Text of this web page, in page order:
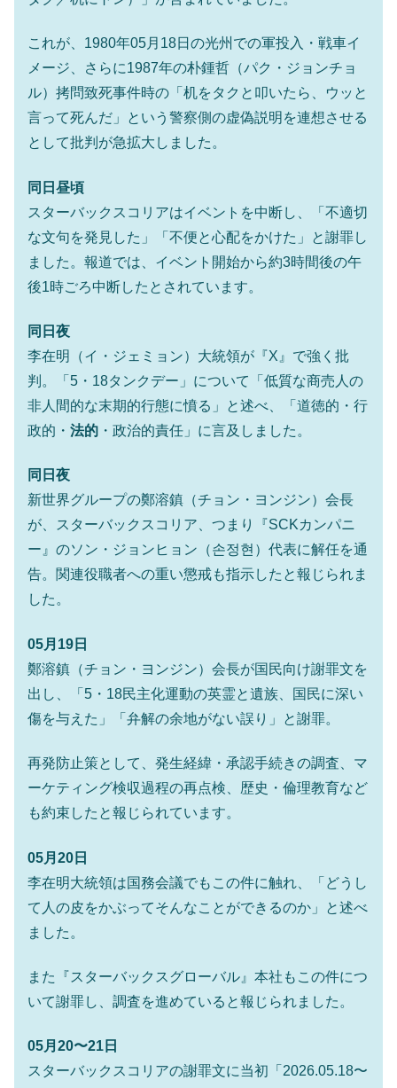
他人事のような発言。
『Money1』
韓国半導体『SKハイニックス』2026年2Qの
業績「史上最高益」当期純利益は前年同期比13.4倍に。
『Money1』
韓国･加徳島新国際空港「またも暗礁」の危
機 ⇒ 10.7兆では損が出るからできない。
『Money1』
日(水)もサイドカー・サーキットブレイカーの二段コンボ
発動！
『Money1』
IT産業は人を雇用する効果は低い。全産業の
半分未満しか雇用を生まない
『Money1』
韓国「株式市場が賭博場のように変質した
に。
『Money1』
韓国化学企業最大手『ロッテケミカル』純
借入金が約8兆。信用格付け「ネガティブ」にダウン
『Money1』
韓国株式市場･暗黒の火曜日。サーキットブ
『Money1』 韓国･カードローン金利「15％」突破！
Fact1
日本の誇る海洋資源調査船『白嶺』は先進技術の
Fact1
夏の甲子園、優勝校を最も多く輩出している都道
Fact1 奇跡の毛色「白毛馬」とは？
Fact1
全て勝つといくら？ 競馬GI競走で勝利騎手がもら
える賞金とは？
Fact1 平成仮面ライダーの意外すぎるモチーフとは？
Fact1
発表から2日で大崩壊、鳴かず飛ばずに終わりそう
なスーパーリーグとは？
Fact1
日本人マスターズ挑戦の歴史。松山以前に最高位
だった選手とは？
Fact1
甲子園通算本塁打、最多の清原に次いで多く打っ
Fact1 セレクトセールの高額取引馬が稼いだ金額とは？
これが、1980年05月18日の光州での軍投入・戦車イ
メージ、さらに1987年の朴鍾哲（パク・ジョンチョ
ル）拷問致死事件時の「机をタクと叩いたら、ウッと
言って死んだ」という警察側の虚偽説明を連想させる
として批判が急拡大しました。
同日昼頃
スターバックスコリアはイベントを中断し、「不適切
な文句を発見した」「不便と心配をかけた」と謝罪し
ました。報道では、イベント開始から約3時間後の午
後1時ごろ中断したとされています。
同日夜
李在明（イ・ジェミョン）大統領が『X』で強く批
判。「5・18タンクデー」について「低質な商売人の
非人間的な末期的行態に憤る」と述べ、「道徳的・行
政的・ 法的 ・政治的責任」に言及しました。
同日夜
新世界グループの鄭溶鎮（チョン・ヨンジン）会長
が、スターバックスコリア、つまり『SCKカンパニ
ー』のソン・ジョンヒョン（손정현）代表に解任を通
告。関連役職者への重い懲戒も指示したと報じられま
した。
05月19日
鄭溶鎮（チョン・ヨンジン）会長が国民向け謝罪文を
出し、「5・18民主化運動の英霊と遺族、国民に深い
傷を与えた」「弁解の余地がない誤り」と謝罪。
再発防止策として、発生経緯・承認手続きの調査、マ
ーケティング検収過程の再点検、歴史・倫理教育など
も約束したと報じられています。
05月20日
李在明大統領は国務会議でもこの件に触れ、「どうし
て人の皮をかぶってそんなことができるのか」と述べ
ました。
また『スターバックスグローバル』本社もこの件につ
いて謝罪し、調査を進めていると報じられました。
05月20〜21日
スターバックスコリアの謝罪文に当初「2026.05.18〜